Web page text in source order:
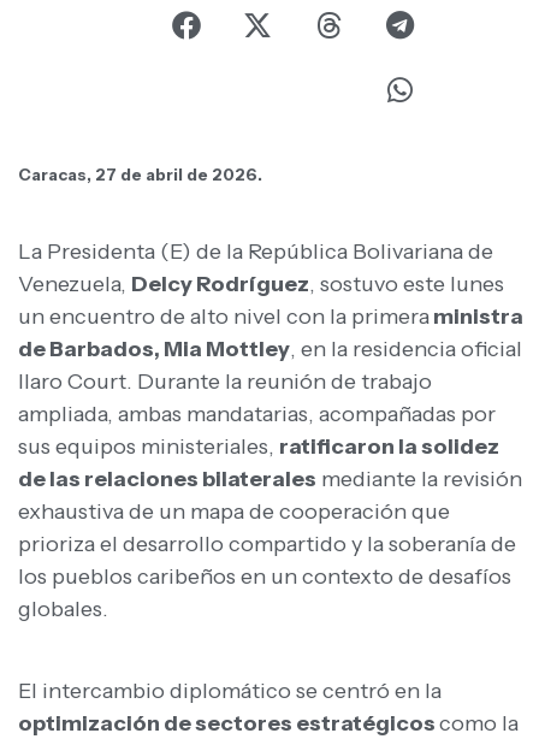
Caracas, 27 de abril de 2026.
La Presidenta (E) de la República Bolivariana de
Venezuela, Delcy Rodríguez, sostuvo este lunes
un encuentro de alto nivel con la primeraministra
de Barbados, Mia Mottley, en la residencia oficial
Ilaro Court. Durante la reunión de trabajo
ampliada, ambas mandatarias, acompañadas por
sus equipos ministeriales, ratificaron la solidez
de las relaciones bilaterales mediante la revisión
exhaustiva de un mapa de cooperación que
prioriza el desarrollo compartido y la soberanía de
los pueblos caribeños en un contexto de desafíos
globales.
El intercambio diplomático se centró en la
optimización de sectores estratégicoscomo la